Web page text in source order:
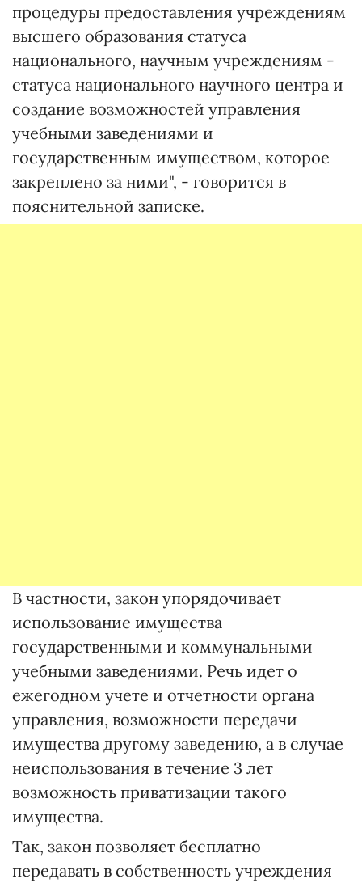
процедуры предоставления учреждениям
высшего образования статуса
национального, научным учреждениям -
статуса национального научного центра и
создание возможностей управления
учебными заведениями и
государственным имуществом, которое
закреплено за ними", - говорится в
пояснительной записке.
В частности, закон упорядочивает
использование имущества
государственными и коммунальными
учебными заведениями. Речь идет о
ежегодном учете и отчетности органа
управления, возможности передачи
имущества другому заведению, а в случае
неиспользования в течение 3 лет
возможность приватизации такого
имущества.
Так, закон позволяет бесплатно
передавать в собственность учреждения